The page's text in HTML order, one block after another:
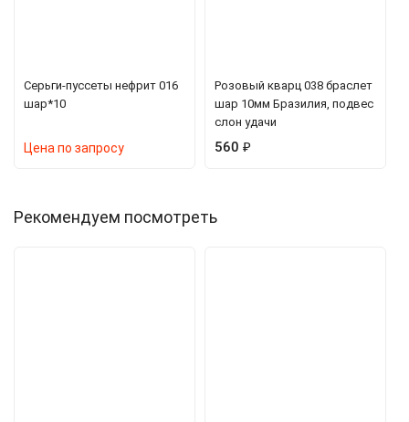
Серьги-пуссеты нефрит 016
шар*10
Цена по запросу
Розовый кварц 038 браслет
шар 10мм Бразилия, подвес
слон удачи
560 ₽
Рекомендуем посмотреть